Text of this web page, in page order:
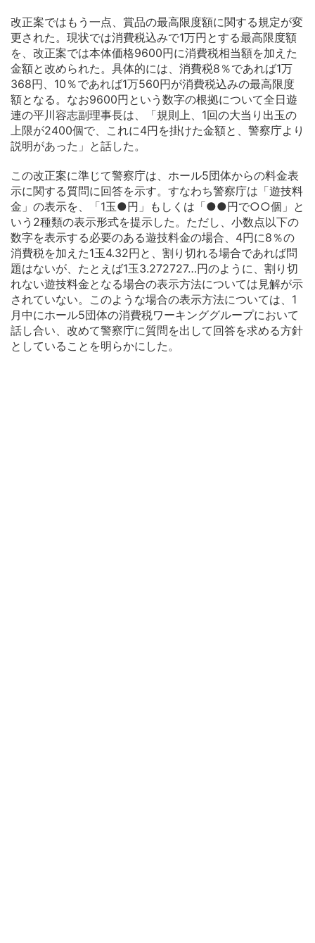
改正案ではもう一点、賞品の最高限度額に関する規定が変
更された。現状では消費税込みで1万円とする最高限度額
を、改正案では本体価格9600円に消費税相当額を加えた
金額と改められた。具体的には、消費税8％であれば1万
368円、10％であれば1万560円が消費税込みの最高限度
額となる。なお9600円という数字の根拠について全日遊
連の平川容志副理事長は、「規則上、1回の大当り出玉の
上限が2400個で、これに4円を掛けた金額と、警察庁より
説明があった」と話した。
この改正案に準じて警察庁は、ホール5団体からの料金表
示に関する質問に回答を示す。すなわち警察庁は「遊技料
金」の表示を、「1玉●円」もしくは「●●円で○○個」と
いう2種類の表示形式を提示した。ただし、小数点以下の
数字を表示する必要のある遊技料金の場合、4円に8％の
消費税を加えた1玉4.32円と、割り切れる場合であれば問
題はないが、たとえば1玉3.272727…円のように、割り切
れない遊技料金となる場合の表示方法については見解が示
されていない。このような場合の表示方法については、1
月中にホール5団体の消費税ワーキンググループにおいて
話し合い、改めて警察庁に質問を出して回答を求める方針
としていることを明らかにした。